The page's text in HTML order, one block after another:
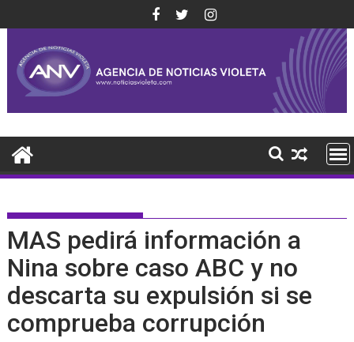
al
contenido
MAS pedirá información a
Nina sobre caso ABC y no
descarta su expulsión si se
comprueba corrupción